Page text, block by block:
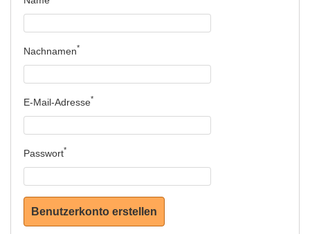
Nachnamen
E-Mail-Adresse
Passwort
Benutzerkonto erstellen